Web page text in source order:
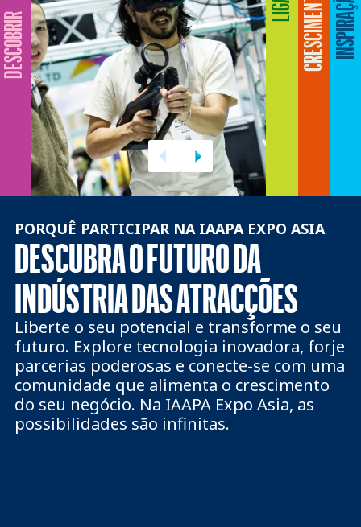
CRESCIMENTOINSPIRAÇÃO
PORQUÊ PARTICIPAR NA IAAPA EXPO ASIA
DESCUBRA O FUTURO DA
INDÚSTRIA DAS ATRACÇÕES
Liberte o seu potencial e transforme o seu
futuro. Explore tecnologia inovadora, forje
parcerias poderosas e conecte-se com uma
comunidade que alimenta o crescimento
do seu negócio. Na IAAPA Expo Asia, as
possibilidades são infinitas.